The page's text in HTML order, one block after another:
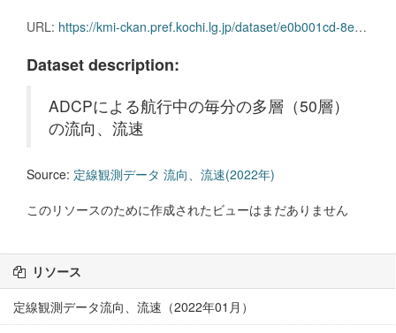
URL: https://kmi-ckan.pref.kochi.lg.jp/dataset/e0b001cd-8e19-4f8c-b441-fa9a770eaaf2/resource/14bbcfbd-210d-4e3c-8a11-0e6118c112c2/download/teisenkansokudataryuukou_ryuusoku2022-07.zip
Dataset description:
ADCPによる航行中の毎分の多層（50層）
の流向、流速
Source: 定線観測データ 流向、流速(2022年)
このリソースのために作成されたビューはまだありません
リソース
定線観測データ流向、流速（2022年01月）